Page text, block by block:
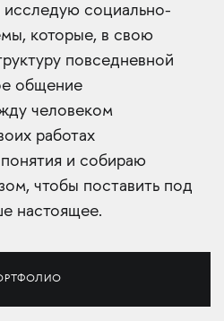
исследую социально-
которые, в свою
повседневной
общение
человеком
работах
и собираю
чтобы поставить под
настоящее.